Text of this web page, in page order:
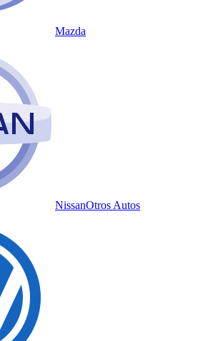
Mazda
NissanOtros Autos